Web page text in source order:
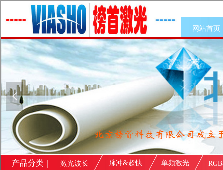
넳
网站首页
产品分类｜ 激光波长 脉冲&超快 单频激光